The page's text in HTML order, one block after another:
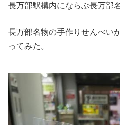
長万部駅構内にならぶ長万部
長万部名物の手作りせんべい
ってみた。